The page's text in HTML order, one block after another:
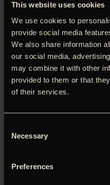
This website uses cookies
We use cookies to
provide social media
We also share information
our social media,
may combine it with other
provided to them or that
of their services.
Selection
Necessary
Preferences
LOG IND FOR AT
PRESSEMATERIALE
Brugernavn eller e-